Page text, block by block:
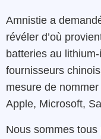
Amnistie a
révéler d’où
batteries au
fournisseurs
mesure de
Apple, Microsoft,
Nous sommes